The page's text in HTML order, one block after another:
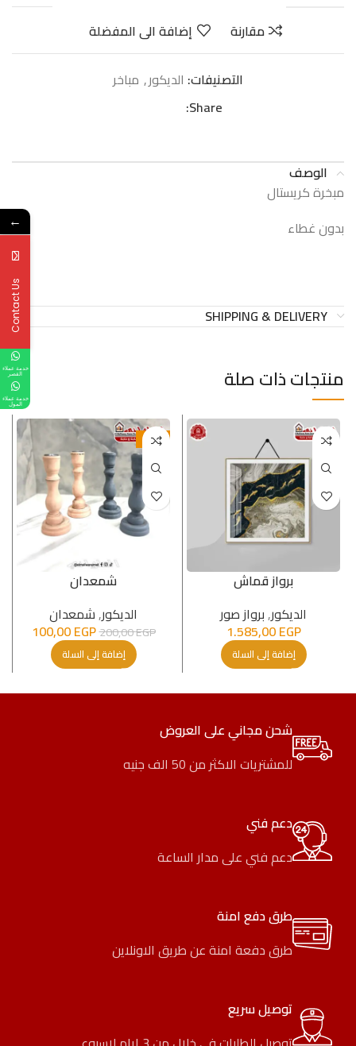
مقارنة
إضافة الى المفضلة
التصنيفات: الدیكور, مباخر
Share:
الوصف
مبخرة كريستال
بدون غطاء
SHIPPING & DELIVERY
منتجات ذات صلة
برواز قماش
الدیكور,برواز صور
1.585,00EGP
إضافة إلى السلة
-50%
شمعدان
الدیكور,شمعدان
200,00EGP
100,00EGP
إضافة إلى السلة
شحن مجاني على العروض
للمشتريات الاكثر من 50 الف جنيه
دعم فني
دعم فني على مدار الساعة
طرق دفع امنة
طرق دفعة امنة عن طريق الاونلاين
توصيل سريع
←
Contact Us
خدمة عملاء
القصر
خدمة عملاء
المول